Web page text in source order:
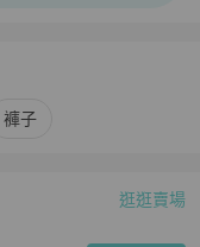
褲子
逛逛賣場